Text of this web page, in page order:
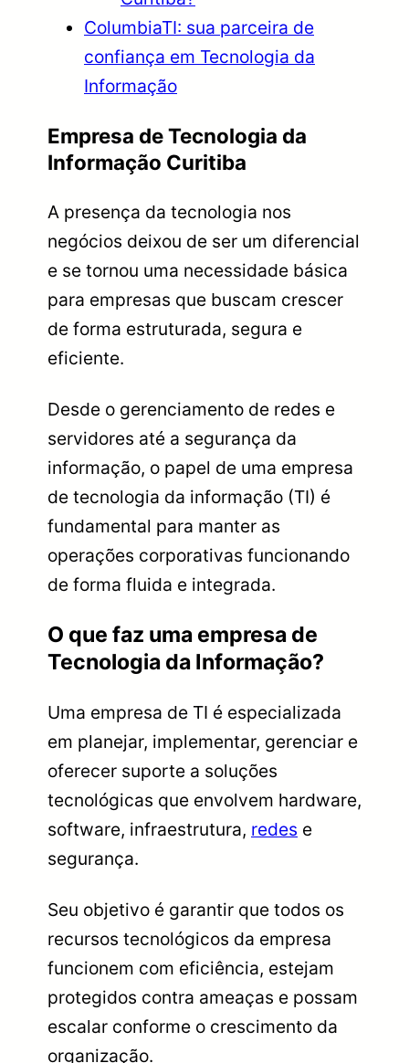
ColumbiaTI: sua parceira de
confiança em Tecnologia da
Informação
Empresa de Tecnologia da
Informação Curitiba
A presença da tecnologia nos
negócios deixou de ser um diferencial
e se tornou uma necessidade básica
para empresas que buscam crescer
de forma estruturada, segura e
eficiente.
Desde o gerenciamento de redes e
servidores até a segurança da
informação, o papel de uma empresa
de tecnologia da informação (TI) é
fundamental para manter as
operações corporativas funcionando
de forma fluida e integrada.
O que faz uma empresa de
Tecnologia da Informação?
Uma empresa de TI é especializada
em planejar, implementar, gerenciar e
oferecer suporte a soluções
tecnológicas que envolvem hardware,
software, infraestrutura, redes e
segurança.
Seu objetivo é garantir que todos os
recursos tecnológicos da empresa
funcionem com eficiência, estejam
protegidos contra ameaças e possam
escalar conforme o crescimento da
organização.